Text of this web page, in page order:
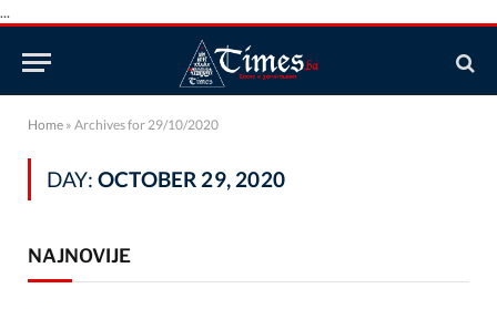
...
Home » Archives for 29/10/2020
DAY: OCTOBER 29, 2020
NAJNOVIJE